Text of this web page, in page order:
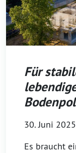
Für
30. Juni 2025
Es braucht